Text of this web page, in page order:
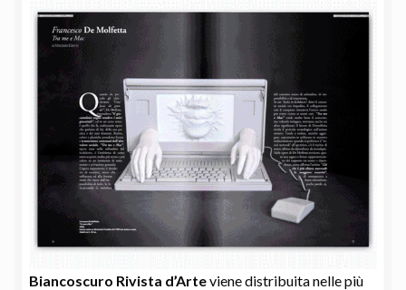
Biancoscuro Rivista d’Arteviene distribuita nelle più